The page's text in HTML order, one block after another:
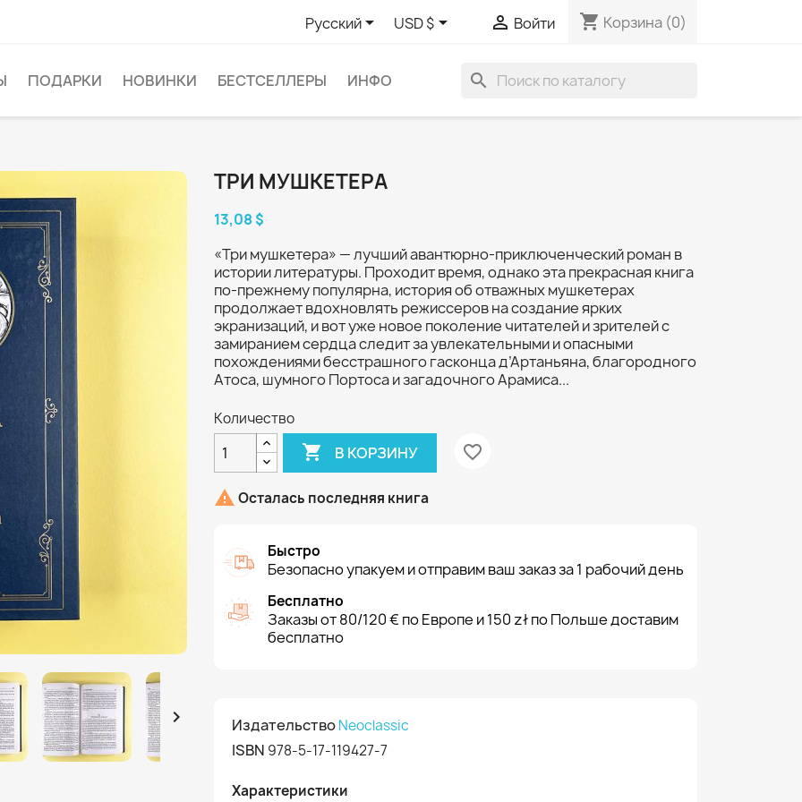
Русский USD $  Войти shopping_cart Корзина (0)
ПОДАРКИ НОВИНКИ БЕСТСЕЛЛЕРЫ ИНФО search

ТРИ МУШКЕТЕРА
13,08 $
«Три мушкетера» — лучший авантюрно‑приключенческий роман в
истории литературы. Проходит время, однако эта прекрасная книга
по‑прежнему популярна, история об отважных мушкетерах
продолжает вдохновлять режиссеров на создание ярких
экранизаций, и вот уже новое поколение читателей и зрителей с
замиранием сердца следит за увлекательными и опасными
похождениями бесстрашного гасконца д’Артаньяна, благородного
Атоса, шумного Портоса и загадочного Арамиса...
Количество
 В КОРЗИНУ favorite_border
 Осталась последняя книга
Быстро
Безопасно упакуем и отправим ваш заказ за 1 рабочий день
Бесплатно
Заказы от 80/120 € по Европе и 150 zł по Польше доставим
бесплатно
ИздательствоNeoclassic
ISBN 978-5-17-119427-7
Характеристики